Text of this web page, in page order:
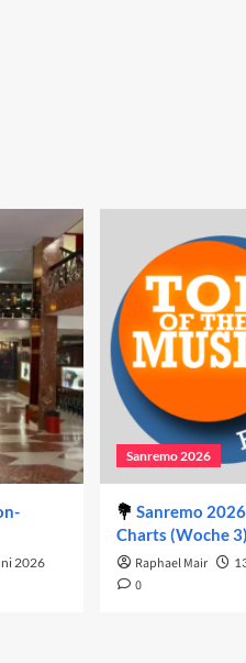
2026
Sanremo 2026
Sanremo
Charts (Woche 3)
Raphael Mair
0